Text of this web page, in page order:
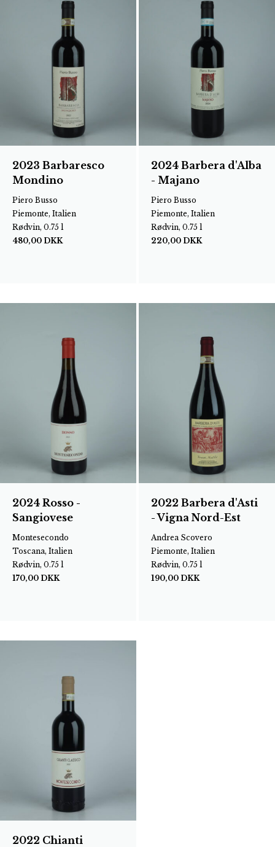
2023 Barbaresco
Mondino
Piero Busso
Piemonte, Italien
Rødvin, 0.75 l
480,00 DKK
2024 Barbera d'Alba
- Majano
Piero Busso
Piemonte, Italien
Rødvin, 0.75 l
220,00 DKK
2024 Rosso -
Sangiovese
Montesecondo
Toscana, Italien
Rødvin, 0.75 l
170,00 DKK
2022 Barbera d'Asti
- Vigna Nord-Est
Andrea Scovero
Piemonte, Italien
Rødvin, 0.75 l
190,00 DKK
2022 Chianti